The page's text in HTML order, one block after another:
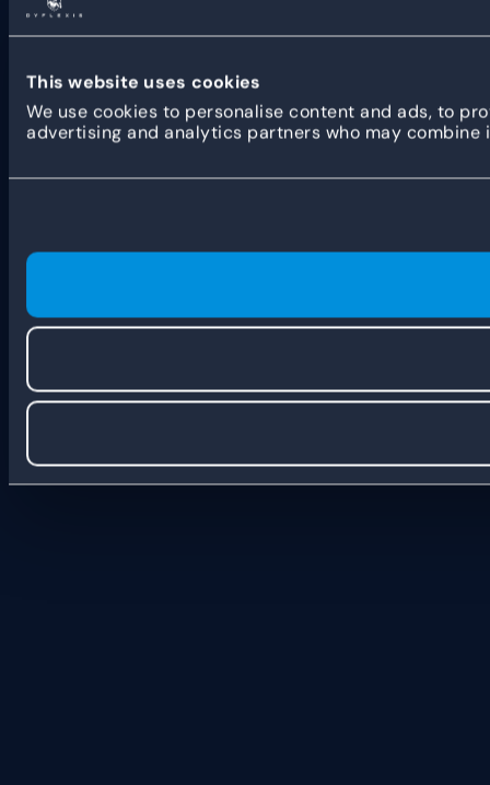
This website uses cookies
We use cookies to personalise content and ads, to
advertising and analytics partners who may